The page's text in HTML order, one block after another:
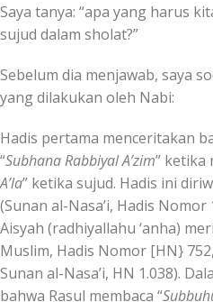
Saya tanya: “apa yang harus
sujud dalam sholat?”
Sebelum dia menjawab, saya
yang dilakukan oleh Nabi:
Hadis pertama menceritakan
“Subhana Rabbiyal A’zim” ketika
A’la” ketika sujud. Hadis ini
(Sunan al-Nasa’i, Hadis Nomor
Aisyah (radhiyallahu ‘anha)
Muslim, Hadis Nomor [HN}
Sunan al-Nasa’i, HN 1.038).
bahwa Rasul membaca “